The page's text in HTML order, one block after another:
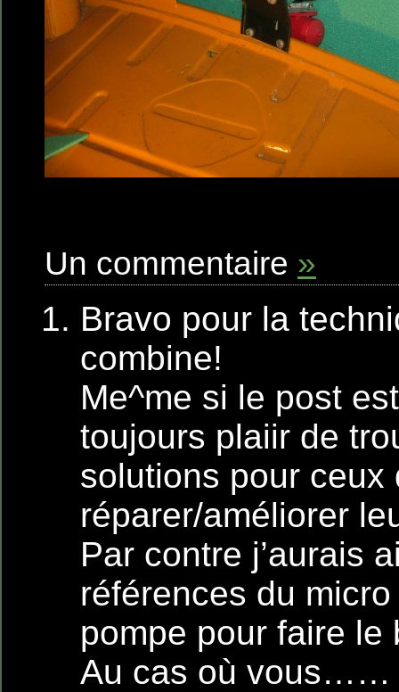
Un commentaire »
Bravo pour la
combine!
Me^me si le post
toujours plaiir de
solutions pour ceux
réparer/améliorer
Par contre j’aurais
références du
pompe pour faire le
Au cas où vous……